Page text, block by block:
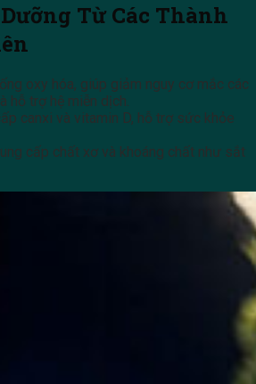
Từ Các Thành
oxy hóa, giúp giảm nguy cơ mắc các
hỗ trợ hệ miễn dịch.
canxi và vitamin D, hỗ trợ sức khỏe
cấp chất xơ và khoáng chất như sắt